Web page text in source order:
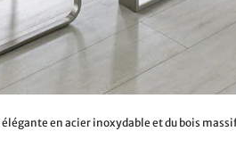
en acier inoxydable et du bois